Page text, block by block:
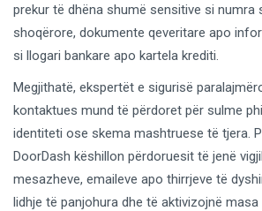
prekur të dhëna shumë sensitive si numra
shoqërore, dokumente qeveritare apo
si llogari bankare apo kartela krediti.
Megjithatë, ekspertët e sigurisë
kontaktues mund të përdoret për sulme
identiteti ose skema mashtruese të tjera.
DoorDash këshillon përdoruesit të jenë
mesazheve, emaileve apo thirrjeve të
lidhje të panjohura dhe të aktivizojnë